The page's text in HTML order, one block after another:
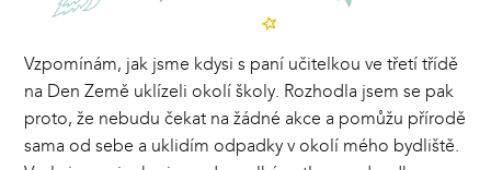
Vzpomínám, jak jsme kdysi s paní učitelkou ve třetí třídě
na Den Země uklízeli okolí školy. Rozhodla jsem se pak
proto, že nebudu čekat na žádné akce a pomůžu přírodě
sama od sebe a uklidím odpadky v okolí mého bydliště.